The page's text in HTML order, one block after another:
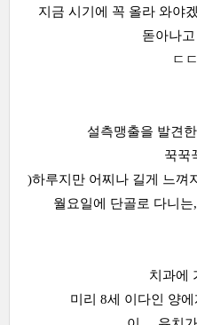
지금 시기에 꼭 올라 와야
돋아나
ㄷ
설측맹출을 발견
꾹꾹
)하루지만 어찌나 길게 느껴
월요일에 단골로 다니
치과에
미리 8세 이다인 양